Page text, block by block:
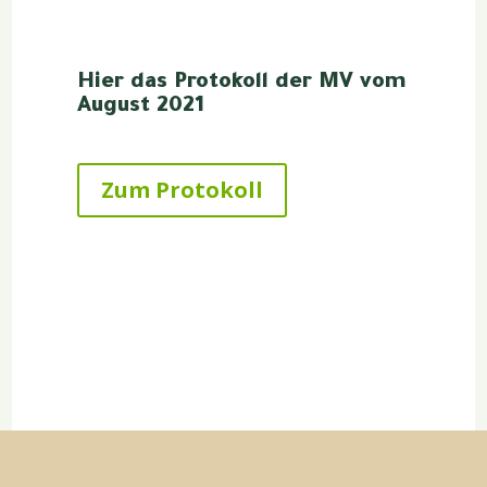
Hier das Protokoll der MV vom
August 2021
Zum Protokoll